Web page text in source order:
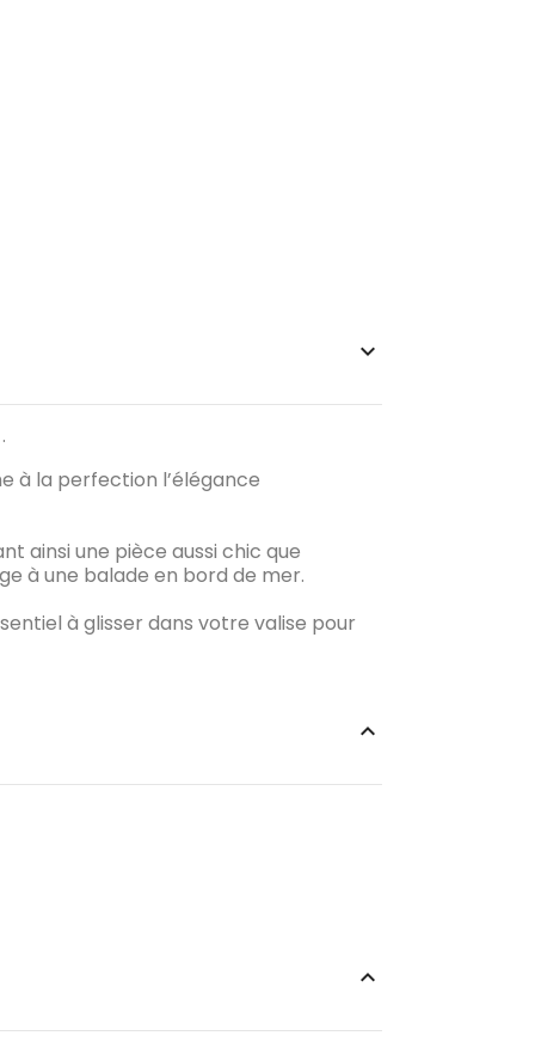
keyboard_arrow_up
.
à la perfection l’élégance
ainsi une pièce aussi chic que
à une balade en bord de mer.
à glisser dans votre valise pour
keyboard_arrow_up
keyboard_arrow_up